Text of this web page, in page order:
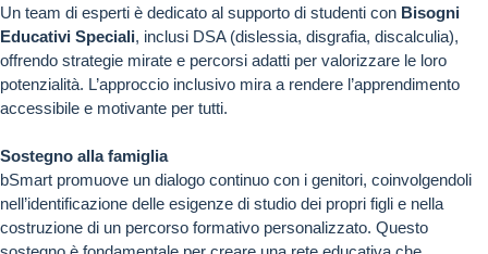
Un team di esperti è dedicato al supporto di studenti con Bisogni
Educativi Speciali, inclusi DSA (dislessia, disgrafia, discalculia),
offrendo strategie mirate e percorsi adatti per valorizzare le loro
potenzialità. L’approccio inclusivo mira a rendere l’apprendimento
accessibile e motivante per tutti.
Sostegno alla famiglia
bSmart promuove un dialogo continuo con i genitori, coinvolgendoli
nell’identificazione delle esigenze di studio dei propri figli e nella
costruzione di un percorso formativo personalizzato. Questo